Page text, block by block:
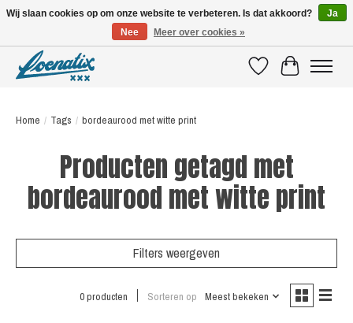
VerlanglijstWinkelwagen
Home / Tags / bordeaurood met witte print
Producten getagd met
bordeaurood met witte print
Filters weergeven
0 producten Sorteren op Meest bekeken
Wij slaan cookies op om onze website te verbeteren. Is dat akkoord?
Ja
Nee
Meer over cookies »